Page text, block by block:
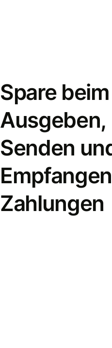
Spare beim
Ausgeben,
Senden
Zahlungen